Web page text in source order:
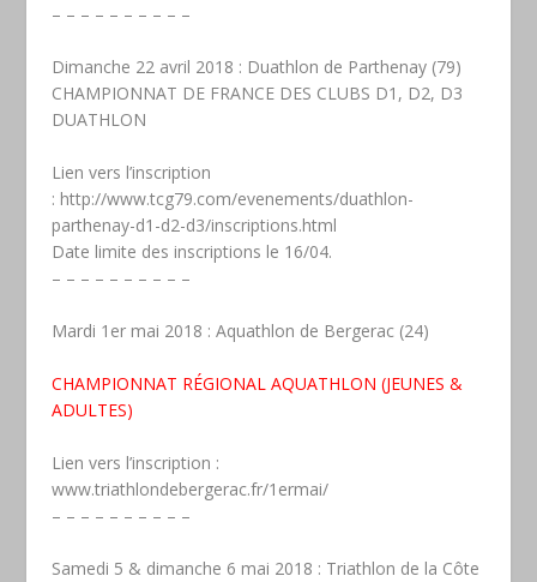
– – – – – – – – – –
Dimanche 22 avril 2018 : Duathlon de Parthenay (79)
CHAMPIONNAT DE FRANCE DES CLUBS D1, D2, D3
DUATHLON
Lien vers l’inscription
: http://www.tcg79.com/evenements/duathlon-
parthenay-d1-d2-d3/inscriptions.html
Date limite des inscriptions le 16/04.
– – – – – – – – – –
Mardi 1er mai 2018 : Aquathlon de Bergerac (24)
CHAMPIONNAT RÉGIONAL AQUATHLON (JEUNES &
ADULTES)
Lien vers l’inscription :
www.triathlondebergerac.fr/1ermai/
– – – – – – – – – –
Samedi 5 & dimanche 6 mai 2018 : Triathlon de la Côte